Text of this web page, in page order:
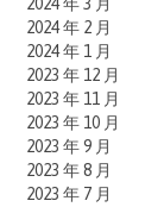
2024 年 3 月
2024 年 2 月
2024 年 1 月
2023 年 12 月
2023 年 11 月
2023 年 10 月
2023 年 9 月
2023 年 8 月
2023 年 7 月